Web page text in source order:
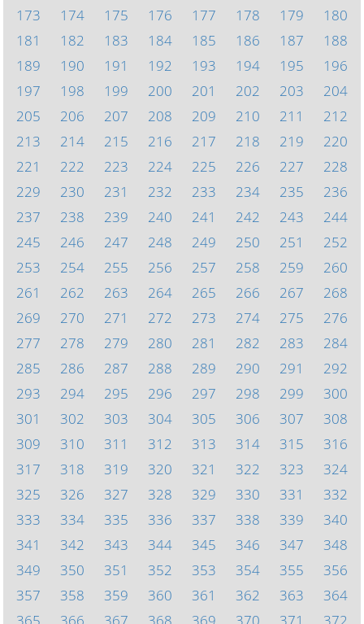
173
174 175 176 177 178 179
180
181
182 183 184 185 186 187
188
189
190 191 192 193 194 195
196
197
198 199 200 201 202 203
204
205
206 207 208 209 210 211
212
213
214 215 216 217 218 219
220
221
222 223 224 225 226 227
228
229
230 231 232 233 234 235
236
237
238 239 240 241 242 243
244
245
246 247 248 249 250 251
252
253
254 255 256 257 258 259
260
261
262 263 264 265 266 267
268
269
270 271 272 273 274 275
276
277
278 279 280 281 282 283
284
285
286 287 288 289 290 291
292
293
294 295 296 297 298 299
300
301
302 303 304 305 306 307
308
309
310 311 312 313 314 315
316
317
318 319 320 321 322 323
324
325
326 327 328 329 330 331
332
333
334 335 336 337 338 339
340
341
342 343 344 345 346 347
348
349
350 351 352 353 354 355
356
357
358 359 360 361 362 363
364